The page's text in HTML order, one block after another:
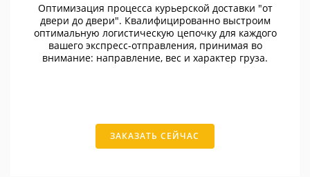
Оптимизация процесса курьерской доставки "от
двери до двери". Квалифицированно выстроим
оптимальную логистическую цепочку для каждого
вашего экспресс-отправления, принимая во
внимание: направление, вес и характер груза.
ЗАКАЗАТЬ СЕЙЧАС